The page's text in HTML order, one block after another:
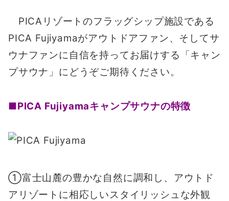
PICAリゾートのフラッグシップ施設である
PICA Fujiyamaがアウトドアファン、そしてサ
ウナファンに自信を持ってお届けする「キャン
プサウナ」にどうぞご期待ください。
■PICA Fujiyamaキャンプサウナの特徴
①富士山麓の豊かな自然に調和し、アウトド
アリゾートに相応しいスタイリッシュな外観